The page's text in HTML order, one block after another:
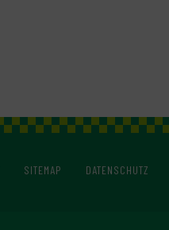
SITEMAP DATENSCHUTZ